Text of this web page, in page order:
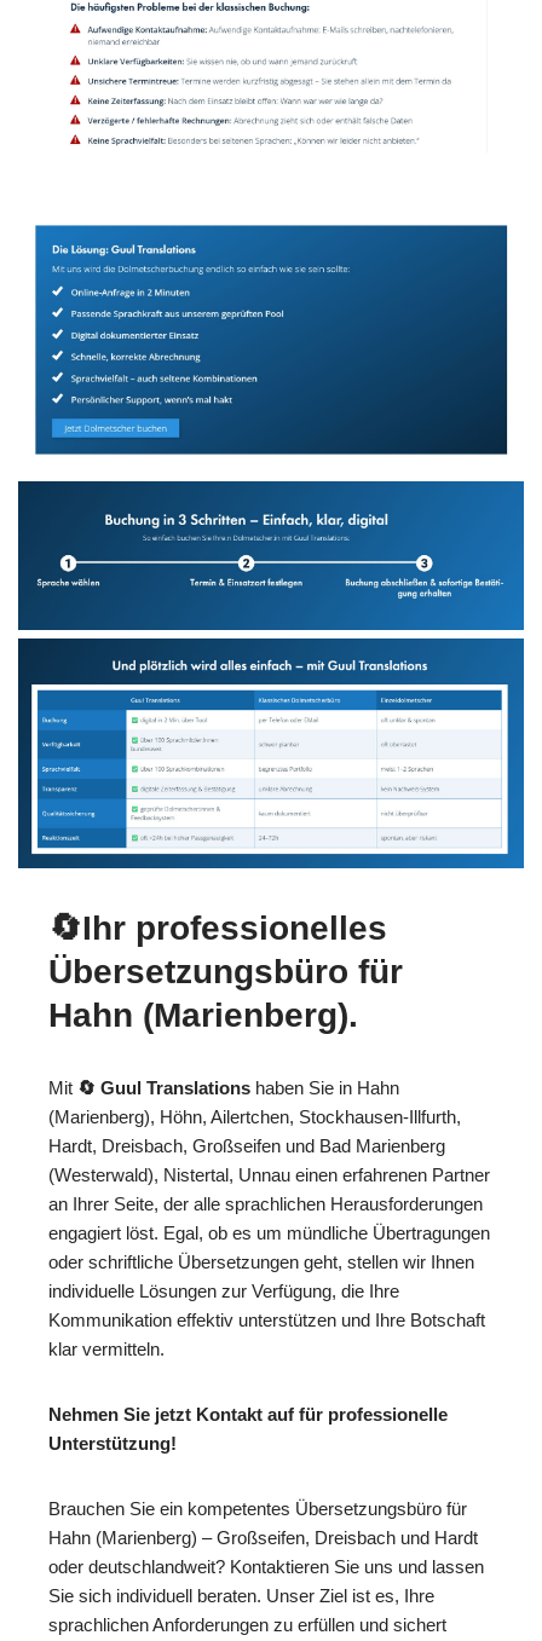
🔄Ihr professionelles
Übersetzungsbüro für
Hahn (Marienberg).
Mit 🔄 Guul Translations haben Sie in Hahn
(Marienberg), Höhn, Ailertchen, Stockhausen-Illfurth,
Hardt, Dreisbach, Großseifen und Bad Marienberg
(Westerwald), Nistertal, Unnau einen erfahrenen Partner
an Ihrer Seite, der alle sprachlichen Herausforderungen
engagiert löst. Egal, ob es um mündliche Übertragungen
oder schriftliche Übersetzungen geht, stellen wir Ihnen
individuelle Lösungen zur Verfügung, die Ihre
Kommunikation effektiv unterstützen und Ihre Botschaft
klar vermitteln.
Nehmen Sie jetzt Kontakt auf für professionelle
Unterstützung!
Brauchen Sie ein kompetentes Übersetzungsbüro für
Hahn (Marienberg) – Großseifen, Dreisbach und Hardt
oder deutschlandweit? Kontaktieren Sie uns und lassen
Sie sich individuell beraten. Unser Ziel ist es, Ihre
sprachlichen Anforderungen zu erfüllen und sichert